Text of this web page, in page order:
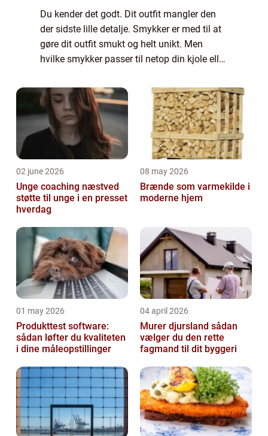
Du kender det godt. Dit outfit mangler den
der sidste lille detalje. Smykker er med til at
gøre dit outfit smukt og helt unikt. Men
hvilke smykker passer til netop din kjole eller
øreringe og armbånd? Skal du vælge ...
02 june 2026
Unge coaching næstved
støtte til unge i en presset
hverdag
08 may 2026
Brænde som varmekilde i
moderne hjem
01 may 2026
Produkttest software:
sådan løfter du kvaliteten
i dine måleopstillinger
04 april 2026
Murer djursland sådan
vælger du den rette
fagmand til dit byggeri